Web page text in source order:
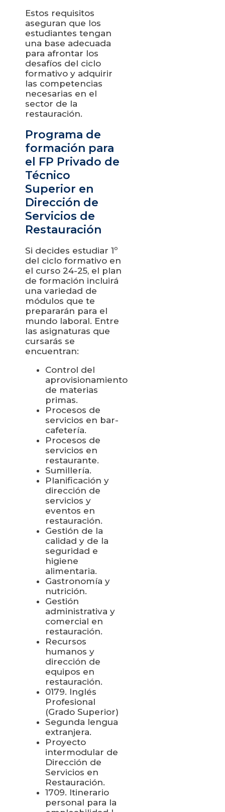
Estos requisitos
aseguran que los
estudiantes tengan
una base adecuada
para afrontar los
desafíos del ciclo
formativo y adquirir
las competencias
necesarias en el
sector de la
restauración.
Programa de
formación para
el FP Privado de
Técnico
Superior en
Dirección de
Servicios de
Restauración
Si decides estudiar 1º
del ciclo formativo en
el curso 24-25, el plan
de formación incluirá
una variedad de
módulos que te
prepararán para el
mundo laboral. Entre
las asignaturas que
cursarás se
encuentran:
Control del
aprovisionamiento
de materias
primas.
Procesos de
servicios en bar-
cafetería.
Procesos de
servicios en
restaurante.
Sumillería.
Planificación y
dirección de
servicios y
eventos en
restauración.
Gestión de la
calidad y de la
seguridad e
higiene
alimentaria.
Gastronomía y
nutrición.
Gestión
administrativa y
comercial en
restauración.
Recursos
humanos y
dirección de
equipos en
restauración.
0179. Inglés
Profesional
(Grado Superior)
Segunda lengua
extranjera.
Proyecto
intermodular de
Dirección de
Servicios en
Restauración.
1709. Itinerario
personal para la